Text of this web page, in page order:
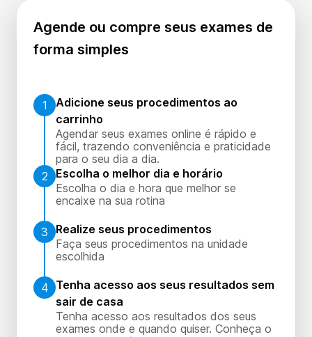
Agende ou compre seus exames de
forma simples
1
Adicione seus procedimentos ao
carrinho
Agendar seus exames online é rápido e
fácil, trazendo conveniência e praticidade
para o seu dia a dia.
2
Escolha o melhor dia e horário
Escolha o dia e hora que melhor se
encaixe na sua rotina
3
Realize seus procedimentos
Faça seus procedimentos na unidade
escolhida
4 Tenha acesso aos seus resultados sem
sair de casa
Tenha acesso aos resultados dos seus
exames onde e quando quiser. Conheça o